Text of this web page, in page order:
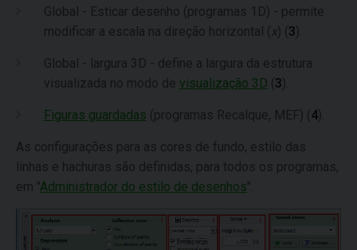
Global - Esticar desenho (programas 1D) - permite
modificar a escala na direção horizontal ( x) ( 3).
Global - largura 3D - define a largura da estrutura
visualizada no modo de visualização 3D ( 3).
Figuras guardadas (programas Recalque, MEF) ( 4).
As configurações para as cores de fundo, estilo das
linhas e hachuras são definidas, para todos os programas,
em "Administrador do estilo de desenhos".